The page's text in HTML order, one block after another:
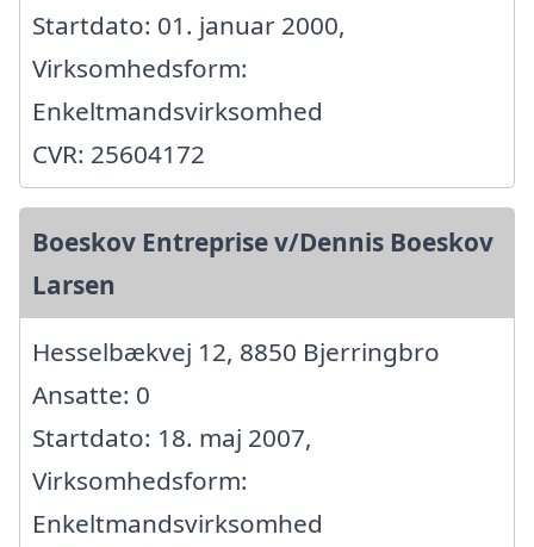
Startdato: 01. januar 2000,
Virksomhedsform:
Enkeltmandsvirksomhed
CVR: 25604172
Boeskov Entreprise v/Dennis Boeskov
Larsen
Hesselbækvej 12, 8850 Bjerringbro
Ansatte: 0
Startdato: 18. maj 2007,
Virksomhedsform:
Enkeltmandsvirksomhed